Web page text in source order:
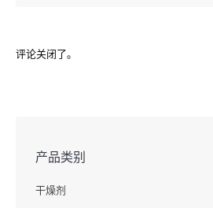
评论关闭了。
产品类别
干燥剂